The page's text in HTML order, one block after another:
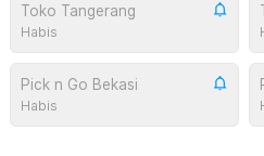
Toko Tangerang
Habis
Pick n Go Bekasi
Habis